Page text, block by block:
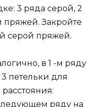
3 ряда серой, 2
пряжей. Закройте
серой пряжей.
в 1 -м ряду
петельки для
ряду на